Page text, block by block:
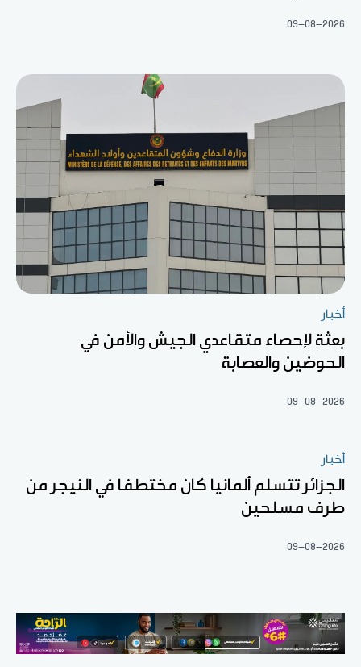
09-08-2026
أخبار
بعثة لإحصاء متقاعدي الجيش والأمن في
الحوضين والعصابة
09-08-2026
أخبار
الجزائر تتسلم ألمانيا كان مختطفا في النيجر من
طرف مسلحين
09-08-2026